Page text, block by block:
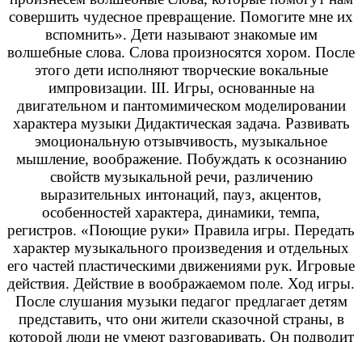
совершить чудесное превращение. Помогите мне их
вспомнить». Дети называют знакомые им
волшебные слова. Слова произносятся хором. После
этого дети исполняют творческие вокальные
импровизации. III. Игры, основанные на
двигательном и пантомимическом моделировании
характера музыки Дидактическая задача. Развивать
эмоциональную отзывчивость, музыкальное
мышление, воображение. Побуждать к осознанию
свойств музыкальной речи, различению
выразительных интонаций, пауз, акцентов,
особенностей характера, динамики, темпа,
регистров. «Поющие руки» Правила игры. Передать
характер музыкального произведения и отдельных
его частей пластическими движениями рук. Игровые
действия. Действие в воображаемом поле. Ход игры.
После слушания музыки педагог предлагает детям
представить, что они жители сказочной страны, в
которой люди не умеют разговаривать. Он подводит